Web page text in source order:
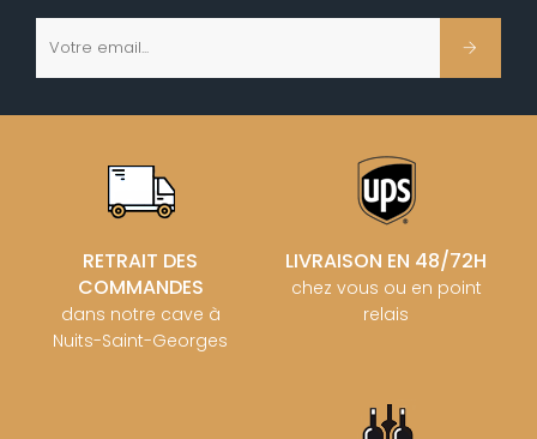
RETRAIT DES
COMMANDES
dans notre cave à
Nuits-Saint-Georges
LIVRAISON EN 48/72H
chez vous ou en point
relais